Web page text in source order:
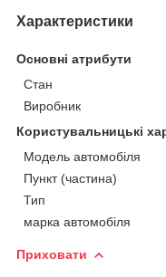
Характеристики
Основні атрибути
Стан
Виробник
Користувальницькі
Модель автомобіля
Пункт (частина)
Тип
марка автомобіля
Приховати